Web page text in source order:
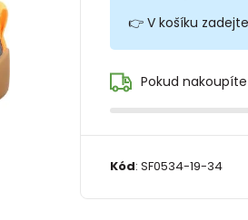
👉 V košíku
Pokud
Kód: SF0534-19-34